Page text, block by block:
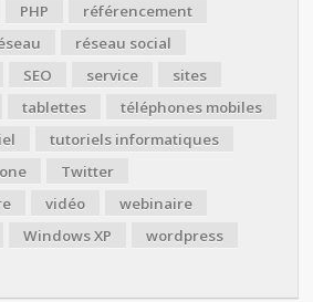
PHP
référencement
réseau social
SEO service
sites
tablettes
téléphones mobiles
tutoriels informatiques
Twitter
vidéo
webinaire
Windows XP
wordpress